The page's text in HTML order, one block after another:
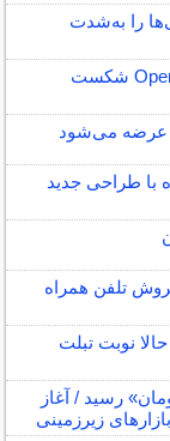
را به‌شدت
چرا شکایت ایلان ماسک علیه OpenAI شکست
عرضه می‌شود
با طراحی جدید
تلفن همراه
نوبت تبلت
به «۸ میلیون تومان» رسید / آغاز
زیرزمینی